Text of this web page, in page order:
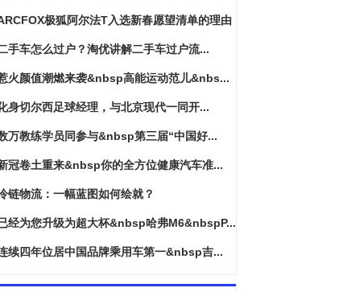
极狐阿尔法T入选新春愿望清单的理由
手车怎么过户？淘优讲解二手车过户流...
火颜值潮燃来袭&nbsp高能运动范儿&nbs...
身切尔西足球经理，与北京现代一同开...
万教练学员同参与&nbsp第三届“中国好...
冠卷土重来&nbsp你的全方位健康汽车准...
链物流：一幅蓝图如何绘就？
经为您升级为超大杯&nbsp哈弗M6&nbspP...
续四年位居中国品牌乘用车第一&nbsp吉...